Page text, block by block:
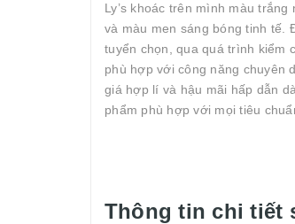
Ly’s khoác trên mình màu
và màu men sáng bóng tinh tế.
tuyển chọn, qua quá trình kiểm
phù hợp với công năng chuyên
giá hợp lí và hậu mãi hấp dẫn
phẩm phù hợp với mọi tiêu
Thông tin chi tiết